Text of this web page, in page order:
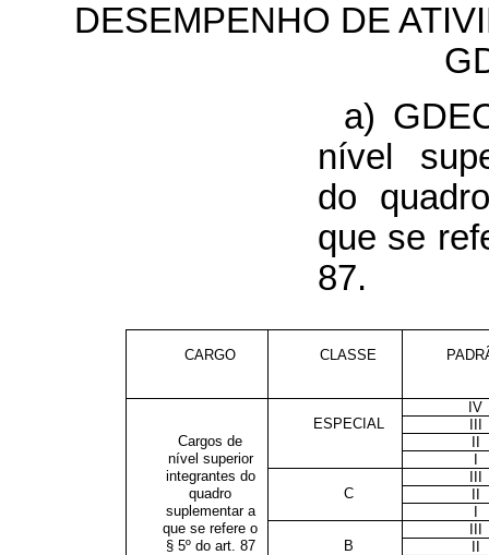
DESEMPENHO DE
a)
nível
do
que se
87.
CARGO CLASSE
IV
ESPECIAL
Cargos de
nível superior
integrantes do
quadro
C
suplementar a
que se refere o
§ 5º do art. 87
B